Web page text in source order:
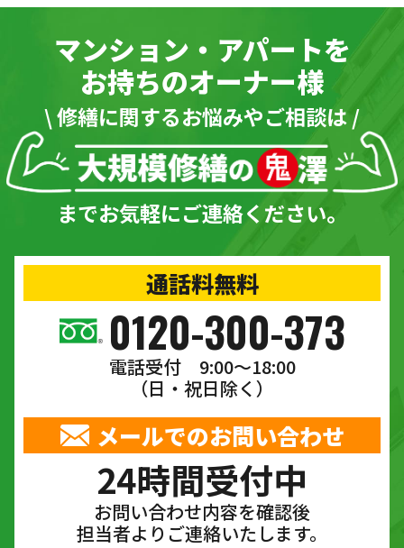
マンション・アパートを
お持ちのオーナー様
\ 修繕に関するお悩みやご相談は /
までお気軽にご連絡ください。
通話料無料
0120-300-373
電話受付 9:00〜18:00
（日・祝日除く）
メールでのお問い合わせ
24時間受付中
お問い合わせ内容を確認後
担当者よりご連絡いたします。